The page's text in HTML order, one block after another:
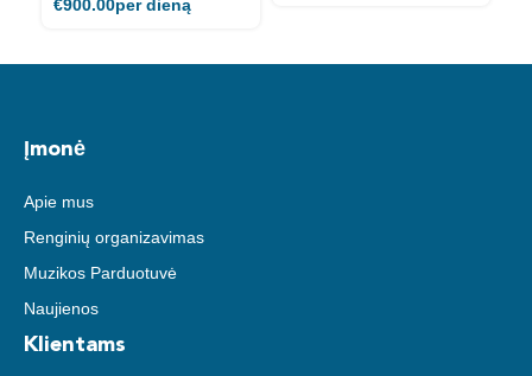
€900.00per dieną
Įmonė
Apie mus
Renginių organizavimas
Muzikos Parduotuvė
Naujienos
Klientams